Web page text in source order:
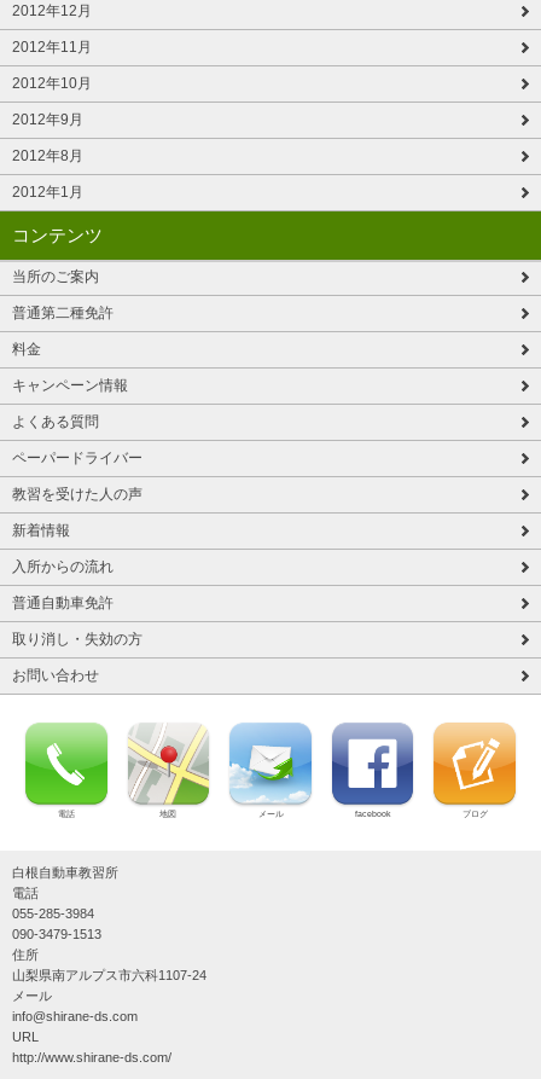
2012年12月
2012年11月
2012年10月
2012年9月
2012年8月
2012年1月
コンテンツ
当所のご案内
普通第二種免許
料金
キャンペーン情報
よくある質問
ペーパードライバー
教習を受けた人の声
新着情報
入所からの流れ
普通自動車免許
取り消し・失効の方
お問い合わせ
電話 地図 メール facebook ブログ
白根自動車教習所
電話
055-285-3984
090-3479-1513
住所
山梨県南アルプス市六科1107-24
メール
info@shirane-ds.com
URL
http://www.shirane-ds.com/